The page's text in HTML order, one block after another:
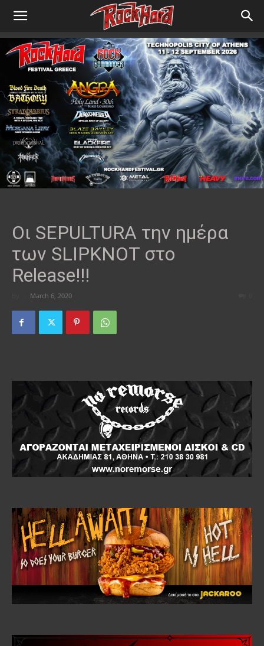
Οι SEPULTURA την ημέρα
των SLIPKNOT στο
Release!!!
March 6, 2020